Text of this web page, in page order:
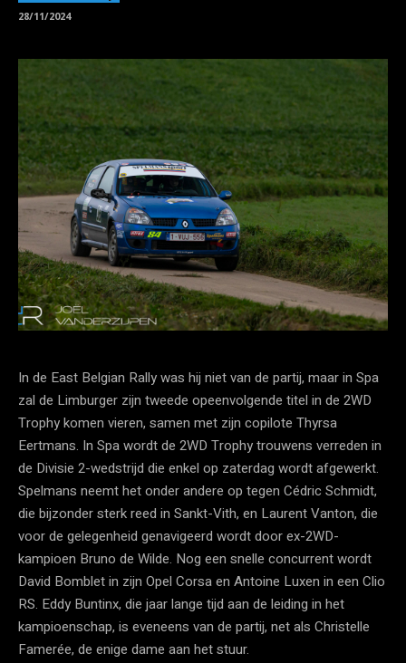
28/11/2024
In de East Belgian Rally was hij niet van de partij, maar in Spa
zal de Limburger zijn tweede opeenvolgende titel in de 2WD
Trophy komen vieren, samen met zijn copilote Thyrsa
Eertmans. In Spa wordt de 2WD Trophy trouwens verreden in
de Divisie 2-wedstrijd die enkel op zaterdag wordt afgewerkt.
Spelmans neemt het onder andere op tegen Cédric Schmidt,
die bijzonder sterk reed in Sankt-Vith, en Laurent Vanton, die
voor de gelegenheid genavigeerd wordt door ex-2WD-
kampioen Bruno de Wilde. Nog een snelle concurrent wordt
David Bomblet in zijn Opel Corsa en Antoine Luxen in een Clio
RS. Eddy Buntinx, die jaar lange tijd aan de leiding in het
kampioenschap, is eveneens van de partij, net als Christelle
Famerée, de enige dame aan het stuur.